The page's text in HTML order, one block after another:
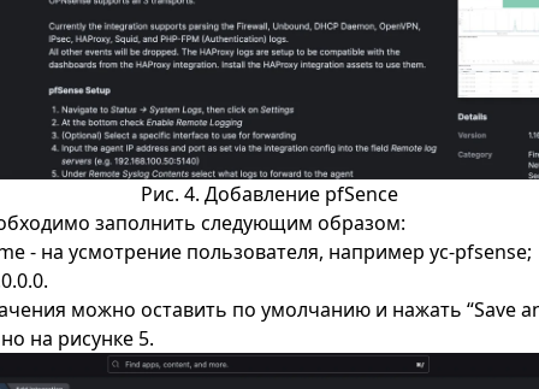
Рис. 4. Добавление pfSence
заполнить следующим образом:
- на усмотрение пользователя, например yc-pfsense;
можно оставить по умолчанию и нажать “Save
на рисунке 5.